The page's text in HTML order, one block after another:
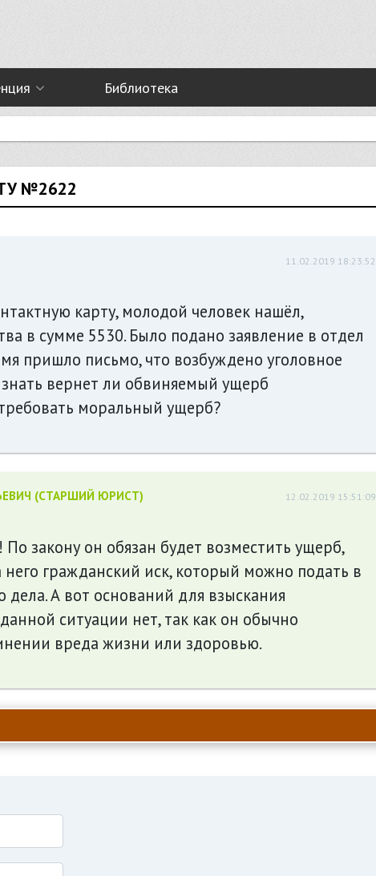
Библиотека
№2622
11.02.2019 18:23:52
карту, молодой человек нашёл,
в сумме 5530. Было подано заявление в отдел
пришло письмо, что возбуждено уголовное
знать вернет ли обвиняемый ущерб
моральный ущерб?
(СТАРШИЙ ЮРИСТ) 12.02.2019 15:51:09
По закону он обязан будет возместить ущерб,
гражданский иск, который можно подать в
дела. А вот оснований для взыскания
ситуации нет, так как он обычно
вреда жизни или здоровью.